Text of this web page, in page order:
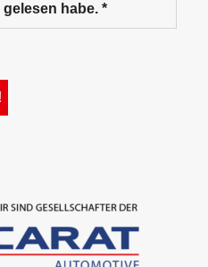
gelesen habe. *